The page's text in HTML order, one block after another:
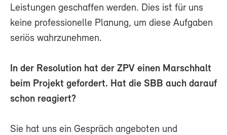
Leistungen geschaffen werden. Dies ist für uns
keine professionelle Planung, um diese Aufgaben
seriös wahrzunehmen.
In der Resolution hat der ZPV einen Marschhalt
beim Projekt gefordert. Hat die SBB auch darauf
schon reagiert?
Sie hat uns ein Gespräch angeboten und